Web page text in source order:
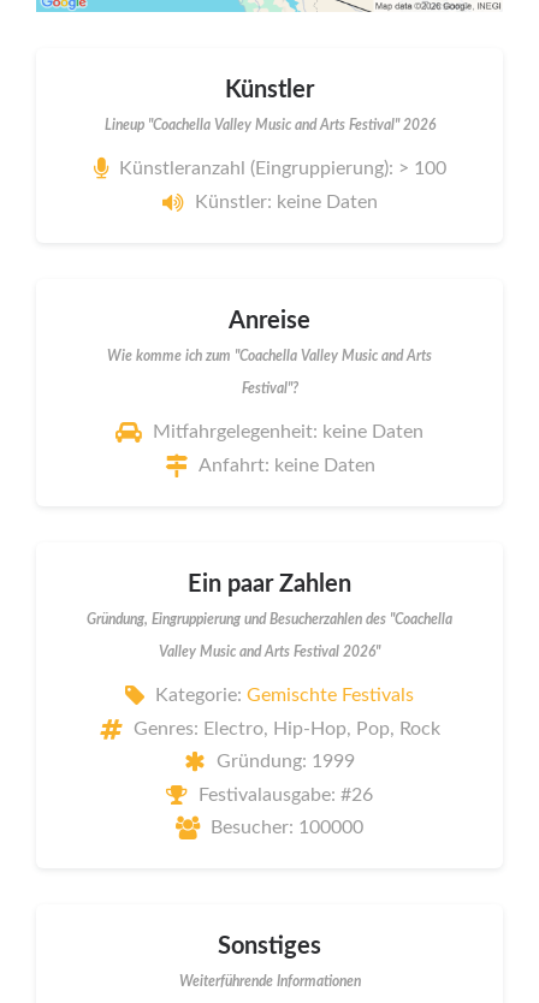
Künstler
Lineup "Coachella Valley Music and Arts Festival" 2026
Künstleranzahl (Eingruppierung): > 100
Künstler: keine Daten
Anreise
Wie komme ich zum "Coachella Valley Music and Arts
Festival"?
Mitfahrgelegenheit: keine Daten
Anfahrt: keine Daten
Ein paar Zahlen
Gründung, Eingruppierung und Besucherzahlen des "Coachella
Valley Music and Arts Festival 2026"
Kategorie: Gemischte Festivals
Genres: Electro, Hip-Hop, Pop, Rock
Gründung: 1999
Festivalausgabe: #26
Besucher: 100000
Sonstiges
Weiterführende Informationen